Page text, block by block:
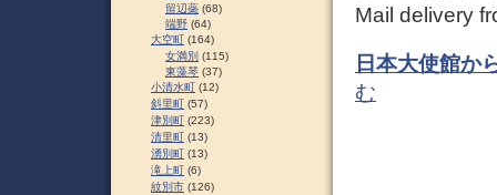
Mail delivery
日本大使館か
む
留辺蘂 (68)
端野 (64)
大空町 (164)
女満別 (115)
東藻琴 (37)
小清水町 (12)
斜里町 (57)
津別町 (223)
清里町 (13)
湧別町 (13)
滝上町 (6)
紋別市 (126)